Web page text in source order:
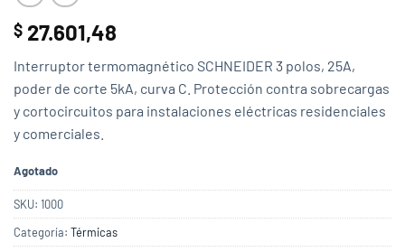
$ 27.601,48
Interruptor termomagnético SCHNEIDER 3 polos, 25A,
poder de corte 5kA, curva C. Protección contra sobrecargas
y cortocircuitos para instalaciones eléctricas residenciales
y comerciales.
Agotado
SKU: 1000
Categoría: Térmicas